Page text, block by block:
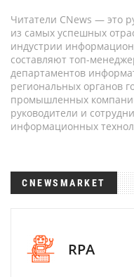
Читатели CNews — это
из самых успешных
индустрии
составляют топ-
департаментов
региональных органов
промышленных
руководители и
информационных
CNEWSMARKET
RPA